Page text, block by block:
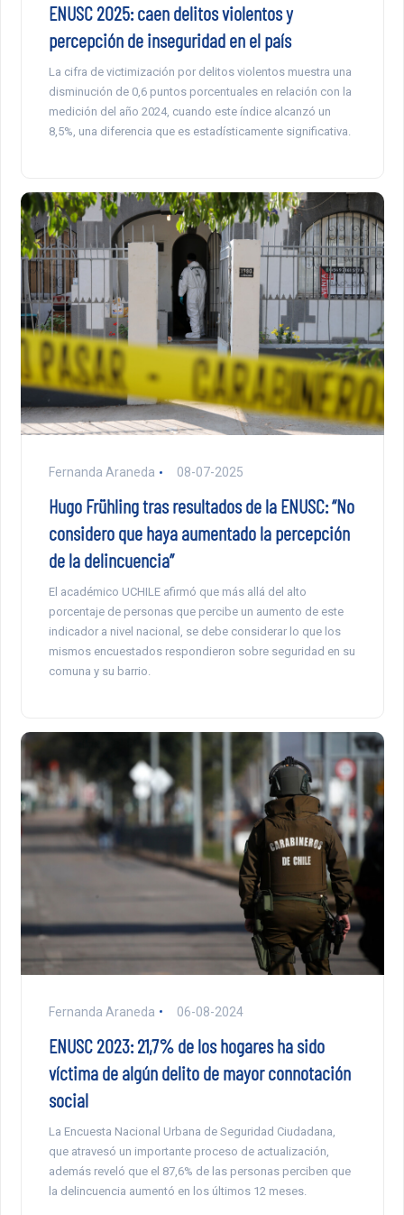
ENUSC 2025: caen delitos violentos y
percepción de inseguridad en el país
La cifra de victimización por delitos violentos muestra una
disminución de 0,6 puntos porcentuales en relación con la
medición del año 2024, cuando este índice alcanzó un
8,5%, una diferencia que es estadísticamente significativa.
Fernanda Araneda 08-07-2025
Hugo Frühling tras resultados de la ENUSC: “No
considero que haya aumentado la percepción
de la delincuencia”
El académico UCHILE afirmó que más allá del alto
porcentaje de personas que percibe un aumento de este
indicador a nivel nacional, se debe considerar lo que los
mismos encuestados respondieron sobre seguridad en su
comuna y su barrio.
Fernanda Araneda 06-08-2024
ENUSC 2023: 21,7% de los hogares ha sido
víctima de algún delito de mayor connotación
social
La Encuesta Nacional Urbana de Seguridad Ciudadana,
que atravesó un importante proceso de actualización,
además reveló que el 87,6% de las personas perciben que
la delincuencia aumentó en los últimos 12 meses.